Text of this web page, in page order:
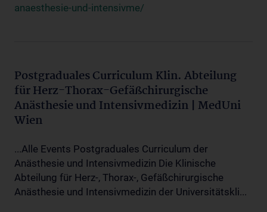
anaesthesie-und-intensivme/
Postgraduales Curriculum Klin. Abteilung
für Herz-Thorax-Gefäßchirurgische
Anästhesie und Intensivmedizin | MedUni
Wien
...Alle Events Postgraduales Curriculum der
Anästhesie und Intensivmedizin Die Klinische
Abteilung für Herz-, Thorax-, Gefäßchirurgische
Anästhesie und Intensivmedizin der Universitätskli...